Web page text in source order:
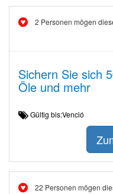
2 Personen mögen
Sichern Sie sich
Öle und mehr
Gültig bis:Venció
22 Personen mögen